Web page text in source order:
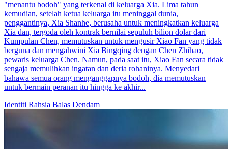
"menantu bodoh" yang terkenal di keluarga Xia. Lima tahun
kemudian, setelah ketua keluarga itu meninggal dunia,
penggantinya, Xia Shanhe, berusaha untuk meningkatkan keluarga
Xia dan, tergoda oleh kontrak bernilai sepuluh bilion dolar dari
Kumpulan Chen, memutuskan untuk mengusir Xiao Fan yang tidak
berguna dan mengahwini Xia Bingqing dengan Chen Zhihao,
pewaris keluarga Chen. Namun, pada saat itu, Xiao Fan secara tidak
sengaja memulihkan ingatan dan deria rohaninya. Menyedari
bahawa semua orang menganggapnya bodoh, dia memutuskan
untuk bermain peranan itu hingga ke akhir...
Identiti Rahsia Balas Dendam